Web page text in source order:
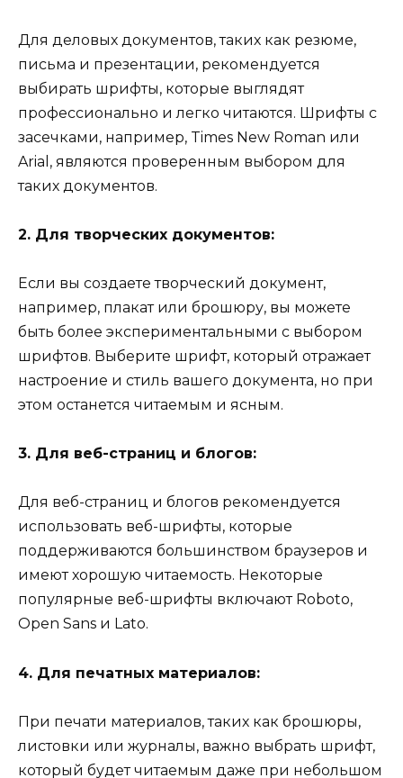
Для деловых документов, таких как резюме,
письма и презентации, рекомендуется
выбирать шрифты, которые выглядят
профессионально и легко читаются. Шрифты с
засечками, например, Times New Roman или
Arial, являются проверенным выбором для
таких документов.
2. Для творческих документов:
Если вы создаете творческий документ,
например, плакат или брошюру, вы можете
быть более экспериментальными с выбором
шрифтов. Выберите шрифт, который отражает
настроение и стиль вашего документа, но при
этом останется читаемым и ясным.
3. Для веб-страниц и блогов:
Для веб-страниц и блогов рекомендуется
использовать веб-шрифты, которые
поддерживаются большинством браузеров и
имеют хорошую читаемость. Некоторые
популярные веб-шрифты включают Roboto,
Open Sans и Lato.
4. Для печатных материалов:
При печати материалов, таких как брошюры,
листовки или журналы, важно выбрать шрифт,
который будет читаемым даже при небольшом